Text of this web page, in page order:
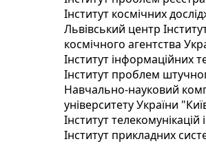
Інститут космічних
Львівський центр
космічного агентства
Інститут інформаційних
Інститут проблем
Навчально-науковий
університету України
Інститут
Інститут прикладних